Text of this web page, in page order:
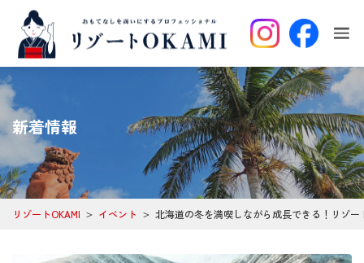
新着情報
リゾートOKAMI ＞ イベント ＞ 北海道の冬を満喫しながら成長できる！リゾ